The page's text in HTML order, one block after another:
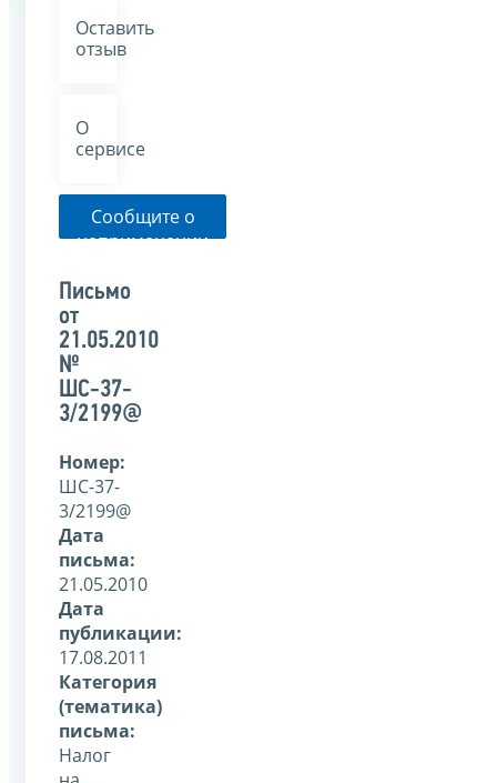
Оставить
отзыв
О
сервисе
Сообщите о
неприменении
органом
письма
Письмо
от
21.05.2010
№
ШС-37-
3/2199@
Номер:
ШС-37-
3/2199@
Дата
письма:
21.05.2010
Дата
публикации:
17.08.2011
Категория
(тематика)
письма:
Налог